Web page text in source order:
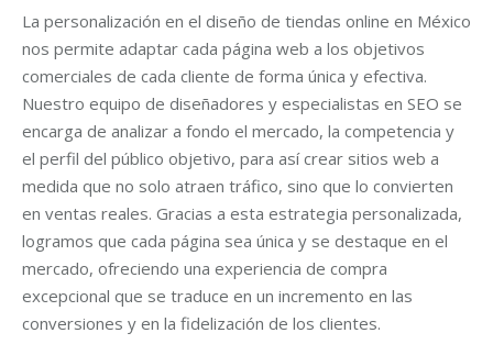
La personalización en el diseño de tiendas online en México
nos permite adaptar cada página web a los objetivos
comerciales de cada cliente de forma única y efectiva.
Nuestro equipo de diseñadores y especialistas en SEO se
encarga de analizar a fondo el mercado, la competencia y
el perfil del público objetivo, para así crear sitios web a
medida que no solo atraen tráfico, sino que lo convierten
en ventas reales. Gracias a esta estrategia personalizada,
logramos que cada página sea única y se destaque en el
mercado, ofreciendo una experiencia de compra
excepcional que se traduce en un incremento en las
conversiones y en la fidelización de los clientes.